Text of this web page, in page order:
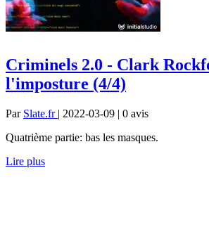
Criminels 2.0 - Clark
l'imposture (4/4)
Par Slate.fr | 2022-03-09 | 0 avis
Quatrième partie: bas les masques.
Lire plus